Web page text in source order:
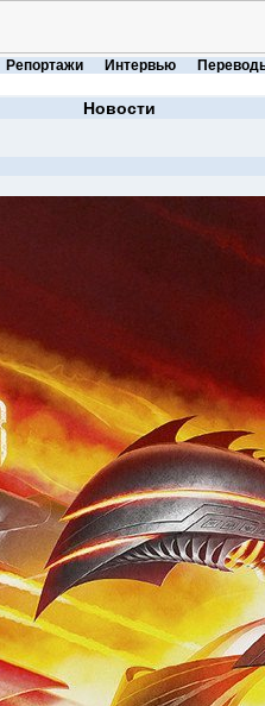
Репортажи Интервью
Новости